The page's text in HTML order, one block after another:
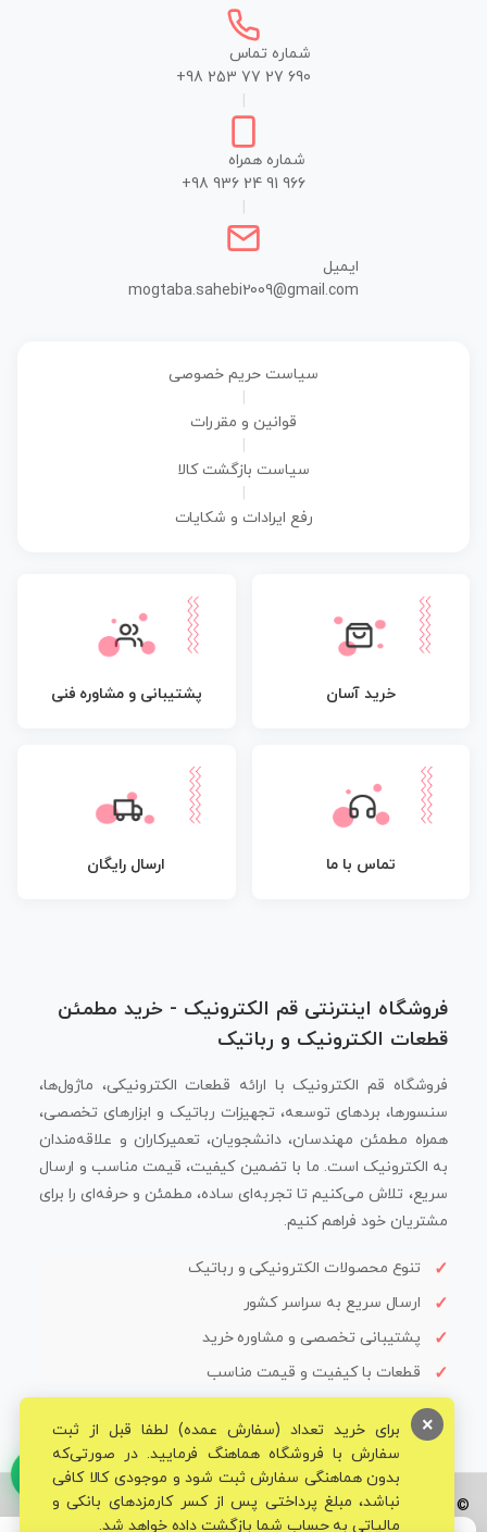
شماره تماس
+98 253 77 27 690
شماره همراه
+98 936 24 91 966
ایمیل
mogtaba.sahebi2009@gmail.com
سیاست حریم خصوصی
قوانین و مقررات
سیاست بازگشت کالا
رفع ایرادات و شکایات
خرید آسان پشتیبانی و مشاوره فنی
تماس با ما ارسال رایگان
فروشگاه اینترنتی قم الکترونیک - خرید مطمئن
قطعات الکترونیک و رباتیک
فروشگاه قم الکترونیک با ارائه قطعات الکترونیکی، ماژول‌ها،
سنسورها، بردهای توسعه، تجهیزات رباتیک و ابزارهای تخصصی،
همراه مطمئن مهندسان، دانشجویان، تعمیرکاران و علاقه‌مندان
به الکترونیک است. ما با تضمین کیفیت، قیمت مناسب و ارسال
سریع، تلاش می‌کنیم تا تجربه‌ای ساده، مطمئن و حرفه‌ای را برای
مشتریان خود فراهم کنیم.
تنوع محصولات الکترونیکی و رباتیک
ارسال سریع به سراسر کشور
پشتیبانی تخصصی و مشاوره خرید
قطعات با کیفیت و قیمت مناسب
© تمامی حقوق برای فروشگاه تخصصی قم الکترونیک محفوظ می‌باشد.
برای خرید تعداد (سفارش عمده) لطفا قبل از ثبت
سفارش با فروشگاه هماهنگ فرمایید. در صورتی‌که
بدون هماهنگی سفارش ثبت شود و موجودی کالا کافی
نباشد، مبلغ پرداختی پس از کسر کارمزدهای بانکی و
مالیاتی به حساب شما بازگشت داده خواهد شد.
×